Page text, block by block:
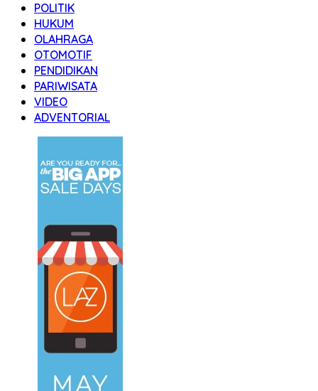
POLITIK
HUKUM
OLAHRAGA
OTOMOTIF
PENDIDIKAN
PARIWISATA
VIDEO
ADVENTORIAL